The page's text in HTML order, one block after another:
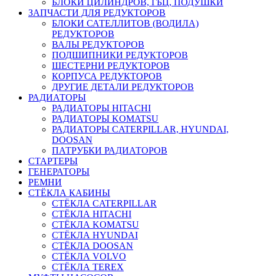
ЗАПЧАСТИ ДЛЯ РЕДУКТОРОВ
БЛОКИ САТЕЛЛИТОВ (ВОДИЛА)
РЕДУКТОРОВ
ВАЛЫ РЕДУКТОРОВ
ПОДШИПНИКИ РЕДУКТОРОВ
ШЕСТЕРНИ РЕДУКТОРОВ
КОРПУСА РЕДУКТОРОВ
ДРУГИЕ ДЕТАЛИ РЕДУКТОРОВ
РАДИАТОРЫ
РАДИАТОРЫ HITACHI
РАДИАТОРЫ KOMATSU
РАДИАТОРЫ CATERPILLAR, HYUNDAI,
DOOSAN
ПАТРУБКИ РАДИАТОРОВ
СТАРТЕРЫ
ГЕНЕРАТОРЫ
РЕМНИ
СТЁКЛА КАБИНЫ
СТЁКЛА CATERPILLAR
СТЁКЛА HITACHI
СТЁКЛА KOMATSU
СТЁКЛА HYUNDAI
СТЁКЛА DOOSAN
СТЁКЛА VOLVO
СТЁКЛА TEREX